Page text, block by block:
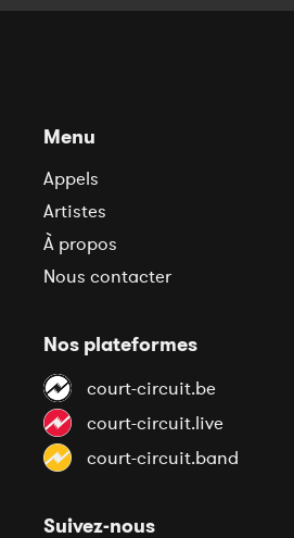
Menu
Appels
Artistes
À propos
Nous contacter
Nos plateformes
court-circuit.be
court-circuit.live
court-circuit.band
Suivez-nous